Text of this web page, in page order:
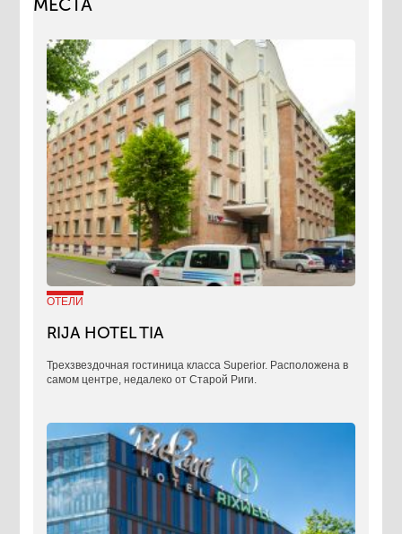
МЕСТА
ОТЕЛИ
RIJA HOTEL TIA
Трехзвездочная гостиница класса Superior. Расположена в
самом центре, недалеко от Старой Риги.